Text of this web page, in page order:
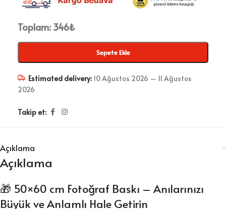
Toplam: 346₺
Sepete Ekle
Estimated delivery: 10 Ağustos 2026 – 11 Ağustos
2026
Takip et:
Açıklama
Açıklama
🎁 50×60 cm Fotoğraf Baskı – Anılarınızı
Büyük ve Anlamlı Hale Getirin